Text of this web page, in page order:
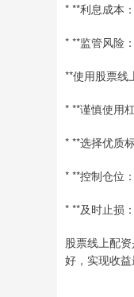
* **利息成本
* **监管风险
**使用股票线
* **谨慎使用
* **选择优质
* **控制仓位
* **及时止损
股票线上配
好，实现收益